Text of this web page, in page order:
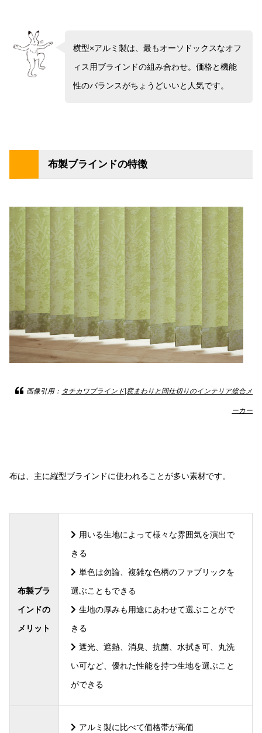
横型×アルミ製は、最もオーソドックスなオフ
ィス用ブラインドの組み合わせ。価格と機能
性のバランスがちょうどいいと人気です。
布製ブラインドの特徴
画像引用： タチカワブラインド|窓まわりと間仕切りのインテリア総合メ
ーカー
布は、主に縦型ブラインドに使われることが多い素材です。
布製ブラ
インドの
メリット
用いる生地によって様々な雰囲気を演出で
きる
単色は勿論、複雑な色柄のファブリックを
選ぶこともできる
生地の厚みも用途にあわせて選ぶことがで
きる
遮光、遮熱、消臭、抗菌、水拭き可、丸洗
い可など、優れた性能を持つ生地を選ぶこと
ができる
アルミ製に比べて価格帯が高価